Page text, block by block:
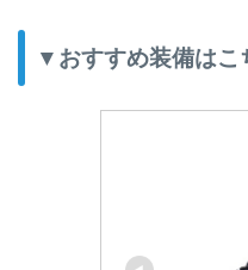
▼おすすめ装備はこ